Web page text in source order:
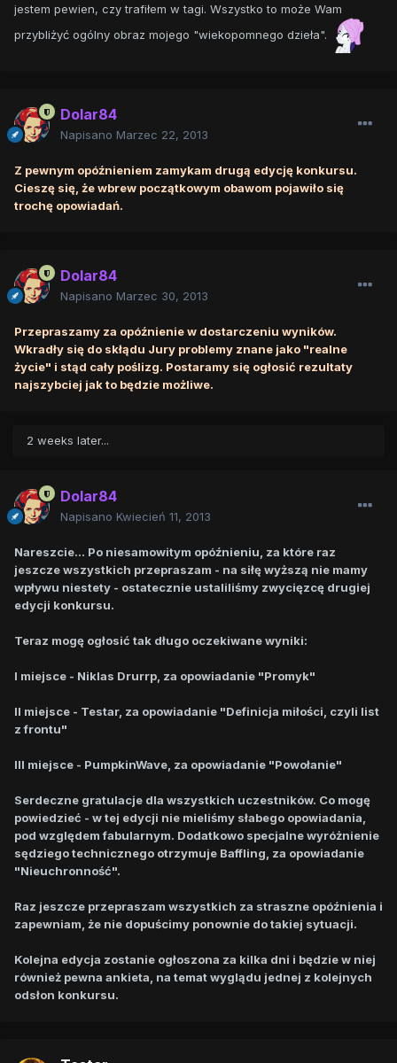
jestem pewien, czy trafiłem w tagi. Wszystko to może Wam
przybliżyć ogólny obraz mojego "wiekopomnego dzieła".
Dolar84
Napisano Marzec 22, 2013
Z pewnym opóźnieniem zamykam drugą edycję konkursu.
Cieszę się, że wbrew początkowym obawom pojawiło się
trochę opowiadań.
Dolar84
Napisano Marzec 30, 2013
Przepraszamy za opóźnienie w dostarczeniu wyników.
Wkradły się do skłądu Jury problemy znane jako "realne
życie" i stąd cały poślizg. Postaramy się ogłosić rezultaty
najszybciej jak to będzie możliwe.
2 weeks later...
Dolar84
Napisano Kwiecień 11, 2013
Nareszcie... Po niesamowitym opóźnieniu, za które raz
jeszcze wszystkich przepraszam - na siłę wyższą nie mamy
wpływu niestety - ostatecznie ustaliliśmy zwycięzcę drugiej
edycji konkursu.
Teraz mogę ogłosić tak długo oczekiwane wyniki:
I miejsce - Niklas Drurrp, za opowiadanie "Promyk"
II miejsce - Testar, za opowiadanie "Definicja miłości, czyli list
z frontu"
III miejsce - PumpkinWave, za opowiadanie "Powołanie"
Serdeczne gratulacje dla wszystkich uczestników. Co mogę
powiedzieć - w tej edycji nie mieliśmy słabego opowiadania,
pod względem fabularnym. Dodatkowo specjalne wyróżnienie
sędziego technicznego otrzymuje Baffling, za opowiadanie
"Nieuchronność".
Raz jeszcze przepraszam wszystkich za straszne opóźnienia i
zapewniam, że nie dopuścimy ponownie do takiej sytuacji.
Kolejna edycja zostanie ogłoszona za kilka dni i będzie w niej
również pewna ankieta, na temat wyglądu jednej z kolejnych
odsłon konkursu.